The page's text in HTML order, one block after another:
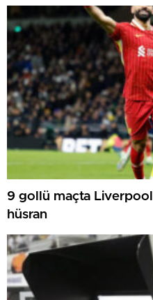
9 gollü maçta Liverpool
hüsran